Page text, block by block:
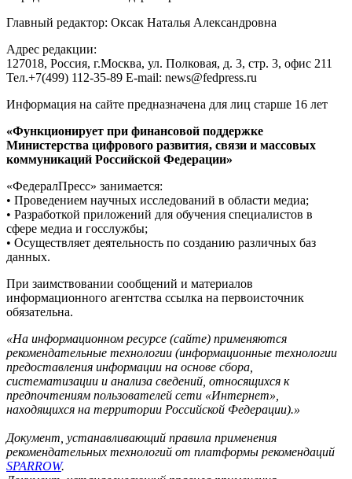
Главный редактор: Оксак Наталья Александровна
Адрес редакции:
127018, Россия, г.Москва, ул. Полковая, д. 3, стр. 3, офис 211
Тел.+7(499) 112-35-89 E-mail: news@fedpress.ru
Информация на сайте предназначена для лиц старше 16 лет
«Функционирует при финансовой поддержке
Министерства цифрового развития, связи и массовых
коммуникаций Российской Федерации»
«ФедералПресс» занимается:
• Проведением научных исследований в области медиа;
• Разработкой приложений для обучения специалистов в
сфере медиа и госслужбы;
• Осуществляет деятельность по созданию различных баз
данных.
При заимствовании сообщений и материалов
информационного агентства ссылка на первоисточник
обязательна.
«На информационном ресурсе (сайте) применяются
рекомендательные технологии (информационные технологии
предоставления информации на основе сбора,
систематизации и анализа сведений, относящихся к
предпочтениям пользователей сети «Интернет»,
находящихся на территории Российской Федерации).»
Документ, устанавливающий правила применения
рекомендательных технологий от платформы рекомендаций
SPARROW.